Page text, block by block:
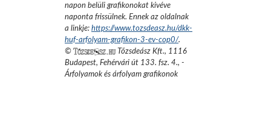
napon belüli grafikonokat kivéve
naponta frissülnek. Ennek az oldalnak
a linkje: https://www.tozsdeasz.hu/dkk-
huf-arfolyam-grafikon-3-ev-cop0/.
©
Tőzsdeász Kft., 1116
Budapest, Fehérvári út 133. fsz. 4., -
Árfolyamok és árfolyam grafikonok